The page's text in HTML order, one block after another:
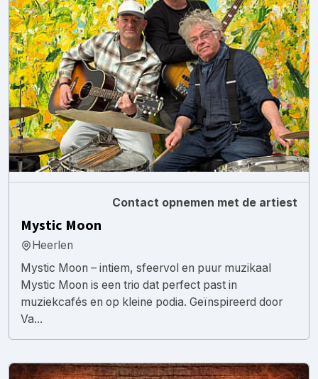
Contact opnemen met de artiest
Mystic Moon
Heerlen
Mystic Moon – intiem, sfeervol en puur muzikaal
Mystic Moon is een trio dat perfect past in
muziekcafés en op kleine podia. Geïnspireerd door
Va...